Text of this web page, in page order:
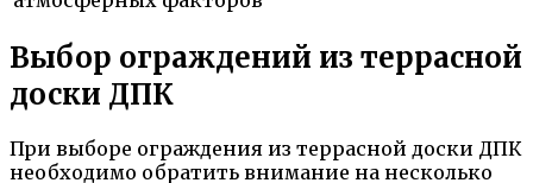
Выбор ограждений из террасной
доски ДПК
При выборе ограждения из террасной доски ДПК
необходимо обратить внимание на несколько